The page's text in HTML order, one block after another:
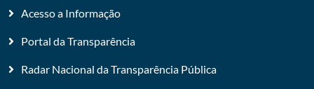
Acesso a Informação
Portal da Transparência
Radar Nacional da Transparência Pública